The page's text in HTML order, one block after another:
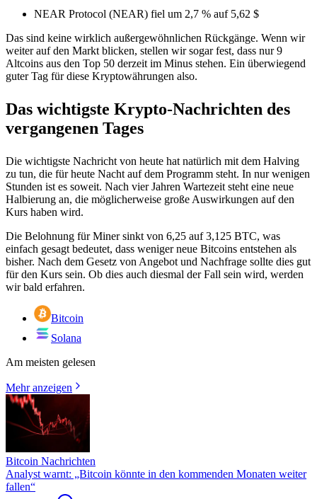
NEAR Protocol (NEAR) fiel um 2,7 % auf 5,62 $
Das sind keine wirklich außergewöhnlichen Rückgänge. Wenn wir
weiter auf den Markt blicken, stellen wir sogar fest, dass nur 9
Altcoins aus den Top 50 derzeit im Minus stehen. Ein überwiegend
guter Tag für diese Kryptowährungen also.
Das wichtigste Krypto-Nachrichten des
vergangenen Tages
Die wichtigste Nachricht von heute hat natürlich mit dem Halving
zu tun, die für heute Nacht auf dem Programm steht. In nur wenigen
Stunden ist es soweit. Nach vier Jahren Wartezeit steht eine neue
Halbierung an, die möglicherweise große Auswirkungen auf den
Kurs haben wird.
Die Belohnung für Miner sinkt von 6,25 auf 3,125 BTC, was
einfach gesagt bedeutet, dass weniger neue Bitcoins entstehen als
bisher. Nach dem Gesetz von Angebot und Nachfrage sollte dies gut
für den Kurs sein. Ob dies auch diesmal der Fall sein wird, werden
wir bald erfahren.
Bitcoin
Solana
Am meisten gelesen
Mehr anzeigen
Bitcoin Nachrichten
Analyst warnt: „Bitcoin könnte in den kommenden Monaten weiter
fallen“